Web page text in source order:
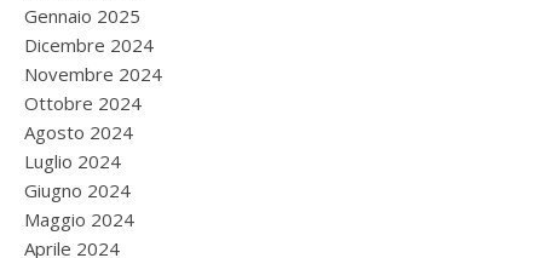
Gennaio 2025
Dicembre 2024
Novembre 2024
Ottobre 2024
Agosto 2024
Luglio 2024
Giugno 2024
Maggio 2024
Aprile 2024